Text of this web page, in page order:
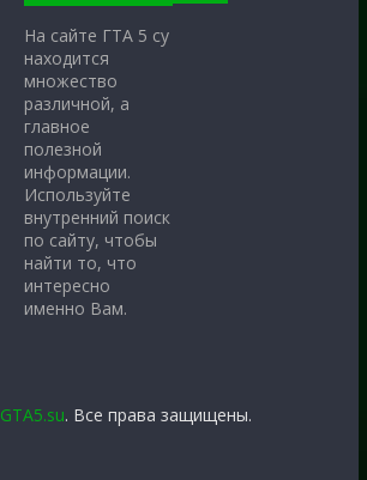
На сайте ГТА 5 су
находится
множество
различной, а
главное
полезной
информации.
Используйте
внутренний поиск
по сайту, чтобы
найти то, что
интересно
именно Вам.
GTA5.su. Все права защищены.